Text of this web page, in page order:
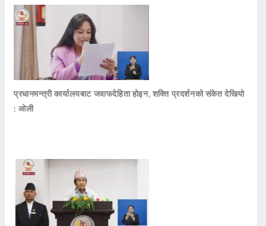
प्रधानमन्त्री कार्यालयबाट जवाफदेहिता होइन, शक्ति प्रदर्शनको संकेत देखियो
: ओली